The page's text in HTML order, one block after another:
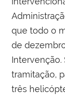
que todo o
de
Intervenção.
tramitação,
três